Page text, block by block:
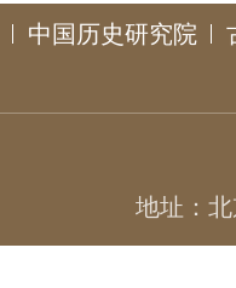
中国历史研究院
地址：